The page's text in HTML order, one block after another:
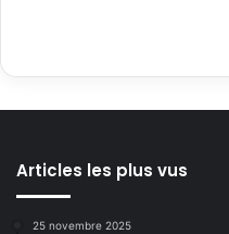
Articles les plus vus
25 novembre 2025